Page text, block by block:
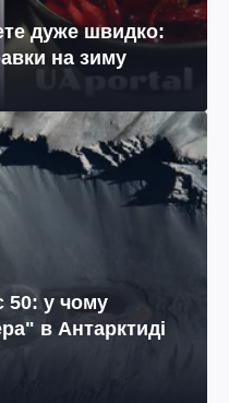
дуже швидко:
на зиму
50: у чому
в Антарктиді